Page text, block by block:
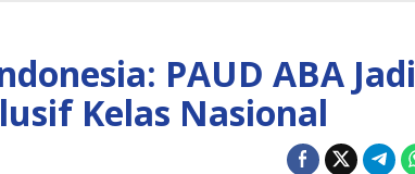
PAUD ABA Jadi
Kelas Nasional